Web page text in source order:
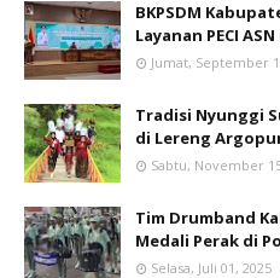
BKPSDM
Layanan PECI
Jumat, September
Tradisi Nyunggi
di Lereng
Sabtu, November
Tim Drumband
Medali Perak di
Selasa, Juli 01, 2025